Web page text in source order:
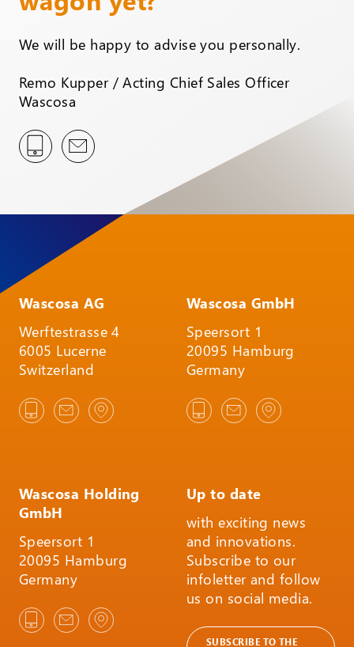
We will be happy to advise you personally.
Remo Kupper / Acting Chief Sales Officer
Wascosa
Wascosa AG
Werftestrasse 4
6005 Lucerne
Switzerland
Wascosa GmbH
Speersort 1
20095 Hamburg
Germany
Wascosa Holding
GmbH
Speersort 1
20095 Hamburg
Germany
Up to date
with exciting news
and innovations.
Subscribe to our
infoletter and follow
us on social media.
SUBSCRIBE TO THE